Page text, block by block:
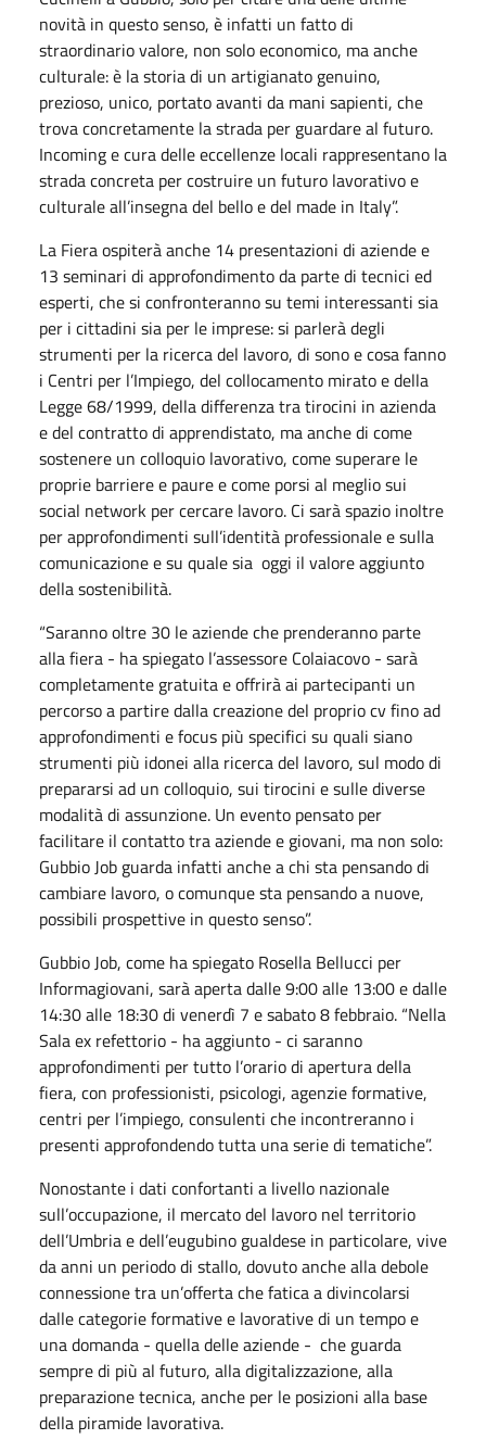
novità in questo senso, è infatti un fatto di
straordinario valore, non solo economico, ma anche
culturale: è la storia di un artigianato genuino,
prezioso, unico, portato avanti da mani sapienti, che
trova concretamente la strada per guardare al futuro.
Incoming e cura delle eccellenze locali rappresentano la
strada concreta per costruire un futuro lavorativo e
culturale all’insegna del bello e del made in Italy”.
La Fiera ospiterà anche 14 presentazioni di aziende e
13 seminari di approfondimento da parte di tecnici ed
esperti, che si confronteranno su temi interessanti sia
per i cittadini sia per le imprese: si parlerà degli
strumenti per la ricerca del lavoro, di sono e cosa fanno
i Centri per l’Impiego, del collocamento mirato e della
Legge 68/1999, della differenza tra tirocini in azienda
e del contratto di apprendistato, ma anche di come
sostenere un colloquio lavorativo, come superare le
proprie barriere e paure e come porsi al meglio sui
social network per cercare lavoro. Ci sarà spazio inoltre
per approfondimenti sull’identità professionale e sulla
comunicazione e su quale sia oggi il valore aggiunto
della sostenibilità.
“Saranno oltre 30 le aziende che prenderanno parte
alla fiera - ha spiegato l’assessore Colaiacovo - sarà
completamente gratuita e offrirà ai partecipanti un
percorso a partire dalla creazione del proprio cv fino ad
approfondimenti e focus più specifici su quali siano
strumenti più idonei alla ricerca del lavoro, sul modo di
prepararsi ad un colloquio, sui tirocini e sulle diverse
modalità di assunzione. Un evento pensato per
facilitare il contatto tra aziende e giovani, ma non solo:
Gubbio Job guarda infatti anche a chi sta pensando di
cambiare lavoro, o comunque sta pensando a nuove,
possibili prospettive in questo senso”.
Gubbio Job, come ha spiegato Rosella Bellucci per
Informagiovani, sarà aperta dalle 9:00 alle 13:00 e dalle
14:30 alle 18:30 di venerdì 7 e sabato 8 febbraio. “Nella
Sala ex refettorio - ha aggiunto - ci saranno
approfondimenti per tutto l’orario di apertura della
fiera, con professionisti, psicologi, agenzie formative,
centri per l’impiego, consulenti che incontreranno i
presenti approfondendo tutta una serie di tematiche”.
Nonostante i dati confortanti a livello nazionale
sull’occupazione, il mercato del lavoro nel territorio
dell’Umbria e dell’eugubino gualdese in particolare, vive
da anni un periodo di stallo, dovuto anche alla debole
connessione tra un’offerta che fatica a divincolarsi
dalle categorie formative e lavorative di un tempo e
una domanda - quella delle aziende - che guarda
sempre di più al futuro, alla digitalizzazione, alla
preparazione tecnica, anche per le posizioni alla base
della piramide lavorativa.